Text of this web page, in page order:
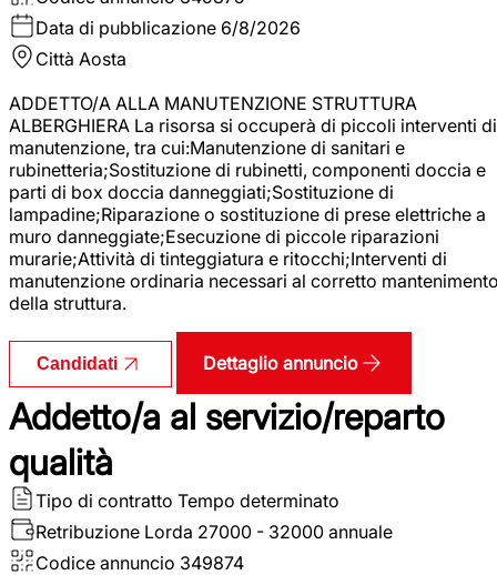
Data di pubblicazione 6/8/2026
Città Aosta
ADDETTO/A ALLA MANUTENZIONE STRUTTURA
ALBERGHIERA La risorsa si occuperà di piccoli interventi di
manutenzione, tra cui:Manutenzione di sanitari e
rubinetteria;Sostituzione di rubinetti, componenti doccia e
parti di box doccia danneggiati;Sostituzione di
lampadine;Riparazione o sostituzione di prese elettriche a
muro danneggiate;Esecuzione di piccole riparazioni
murarie;Attività di tinteggiatura e ritocchi;Interventi di
manutenzione ordinaria necessari al corretto
della struttura.
Candidati Dettaglio annuncio
Addetto/a al servizio/reparto
qualità
Tipo di contratto Tempo determinato
Retribuzione Lorda 27000 - 32000 annuale
Codice annuncio 349874